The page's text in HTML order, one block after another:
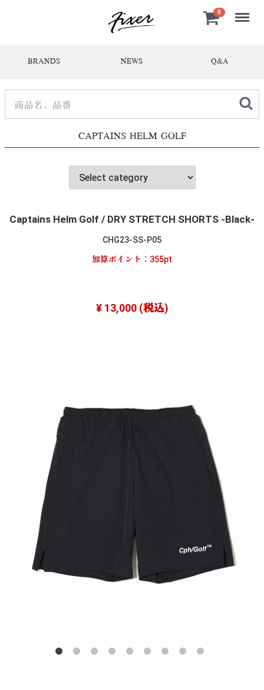
0 Menu
BRANDS NEWS Q&A
CAPTAINS HELM GOLF
Captains Helm Golf / DRY STRETCH SHORTS -Black-
CHG23-SS-P05
加算ポイント： 355pt
¥ 13,000(税込)